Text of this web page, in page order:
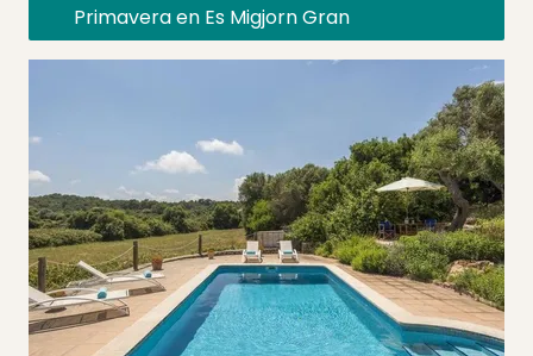
Primavera en Es Migjorn Gran